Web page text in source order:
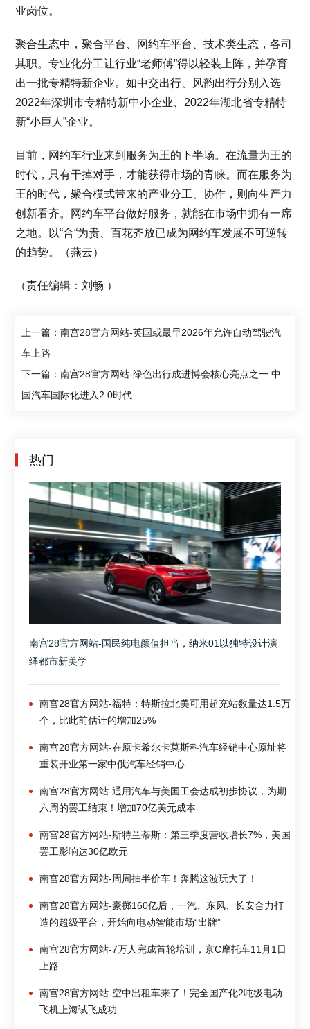
业岗位。
聚合生态中，聚合平台、网约车平台、技术类生态，各司
其职。专业化分工让行业“老师傅”得以轻装上阵，并孕育
出一批专精特新企业。如中交出行、风韵出行分别入选
2022年深圳市专精特新中小企业、2022年湖北省专精特
新“小巨人”企业。
目前，网约车行业来到服务为王的下半场。在流量为王的
时代，只有干掉对手，才能获得市场的青睐。而在服务为
王的时代，聚合模式带来的产业分工、协作，则向生产力
创新看齐。网约车平台做好服务，就能在市场中拥有一席
之地。以“合“为贵、百花齐放已成为网约车发展不可逆转
的趋势。（燕云）
（责任编辑：刘畅 ）
上一篇：南宫28官方网站-英国或最早2026年允许自动驾驶汽
车上路
下一篇：南宫28官方网站-绿色出行成进博会核心亮点之一 中
国汽车国际化进入2.0时代
热门
南宫28官方网站-国民纯电颜值担当，纳米01以独特设计演
绎都市新美学
南宫28官方网站-福特：特斯拉北美可用超充站数量达1.5万
个，比此前估计的增加25%
南宫28官方网站-在原卡希尔卡莫斯科汽车经销中心原址将
重装开业第一家中俄汽车经销中心
南宫28官方网站-通用汽车与美国工会达成初步协议，为期
六周的罢工结束！增加70亿美元成本
南宫28官方网站-斯特兰蒂斯：第三季度营收增长7%，美国
罢工影响达30亿欧元
南宫28官方网站-周周抽半价车！奔腾这波玩大了！
南宫28官方网站-豪掷160亿后，一汽、东风、长安合力打
造的超级平台，开始向电动智能市场“出牌”
南宫28官方网站-7万人完成首轮培训，京C摩托车11月1日
上路
南宫28官方网站-空中出租车来了！完全国产化2吨级电动
飞机上海试飞成功